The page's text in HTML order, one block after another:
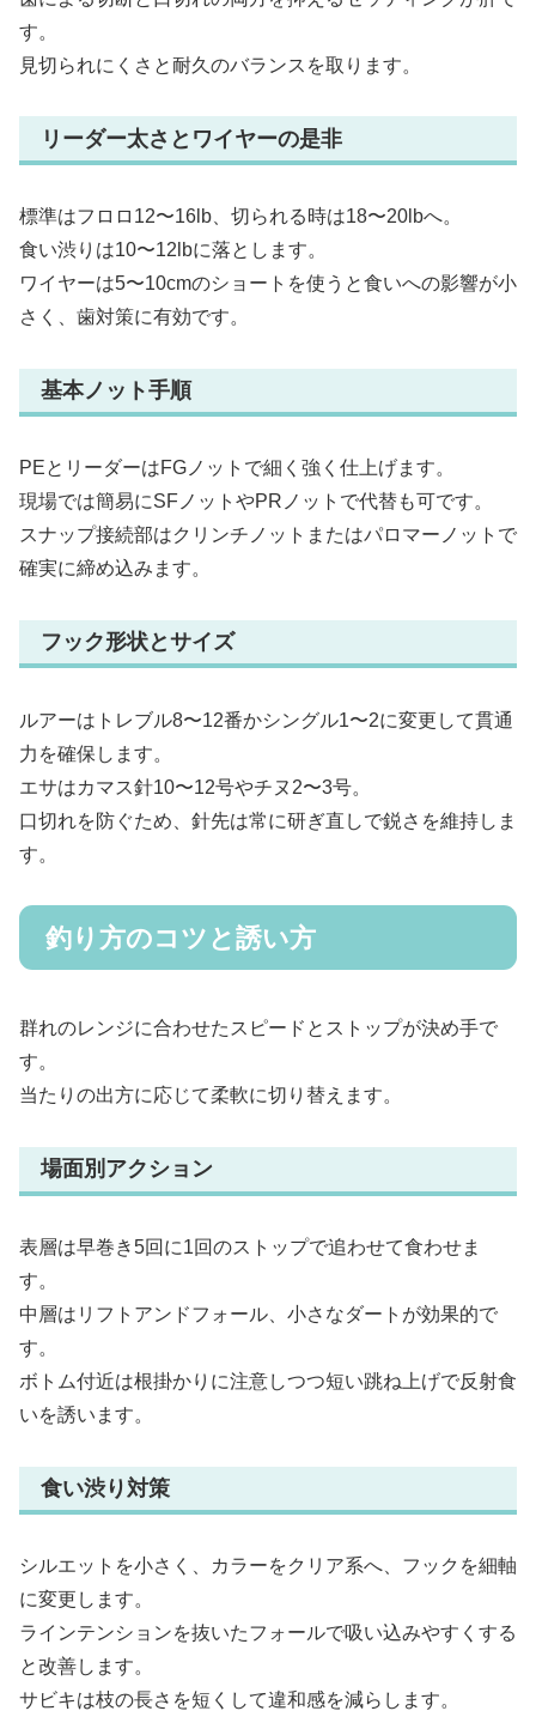
す。
見切られにくさと耐久のバランスを取ります。
リーダー太さとワイヤーの是非
標準はフロロ12〜16lb、切られる時は18〜20lbへ。
食い渋りは10〜12lbに落とします。
ワイヤーは5〜10cmのショートを使うと食いへの影響が小
さく、歯対策に有効です。
基本ノット手順
PEとリーダーはFGノットで細く強く仕上げます。
現場では簡易にSFノットやPRノットで代替も可です。
スナップ接続部はクリンチノットまたはパロマーノットで
確実に締め込みます。
フック形状とサイズ
ルアーはトレブル8〜12番かシングル1〜2に変更して貫通
力を確保します。
エサはカマス針10〜12号やチヌ2〜3号。
口切れを防ぐため、針先は常に研ぎ直しで鋭さを維持しま
す。
釣り方のコツと誘い方
群れのレンジに合わせたスピードとストップが決め手で
す。
当たりの出方に応じて柔軟に切り替えます。
場面別アクション
表層は早巻き5回に1回のストップで追わせて食わせま
す。
中層はリフトアンドフォール、小さなダートが効果的で
す。
ボトム付近は根掛かりに注意しつつ短い跳ね上げで反射食
いを誘います。
食い渋り対策
シルエットを小さく、カラーをクリア系へ、フックを細軸
に変更します。
ラインテンションを抜いたフォールで吸い込みやすくする
と改善します。
サビキは枝の長さを短くして違和感を減らします。